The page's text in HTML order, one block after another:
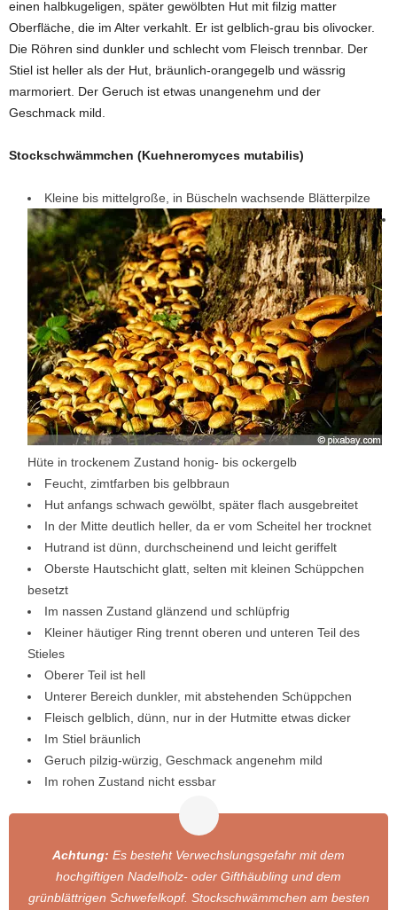
einen halbkugeligen, später gewölbten Hut mit filzig matter
Oberfläche, die im Alter verkahlt. Er ist gelblich-grau bis olivocker.
Die Röhren sind dunkler und schlecht vom Fleisch trennbar. Der
Stiel ist heller als der Hut, bräunlich-orangegelb und wässrig
marmoriert. Der Geruch ist etwas unangenehm und der
Geschmack mild.
Stockschwämmchen (Kuehneromyces mutabilis)
Kleine bis mittelgroße, in Büscheln wachsende Blätterpilze
Hüte in trockenem Zustand honig- bis ockergelb
Feucht, zimtfarben bis gelbbraun
Hut anfangs schwach gewölbt, später flach ausgebreitet
In der Mitte deutlich heller, da er vom Scheitel her trocknet
Hutrand ist dünn, durchscheinend und leicht geriffelt
Oberste Hautschicht glatt, selten mit kleinen Schüppchen
besetzt
Im nassen Zustand glänzend und schlüpfrig
Kleiner häutiger Ring trennt oberen und unteren Teil des
Stieles
Oberer Teil ist hell
Unterer Bereich dunkler, mit abstehenden Schüppchen
Fleisch gelblich, dünn, nur in der Hutmitte etwas dicker
Im Stiel bräunlich
Geruch pilzig-würzig, Geschmack angenehm mild
Im rohen Zustand nicht essbar
Achtung: Es besteht Verwechslungsgefahr mit dem
hochgiftigen Nadelholz- oder Gifthäubling und dem
grünblättrigen Schwefelkopf. Stockschwämmchen am besten